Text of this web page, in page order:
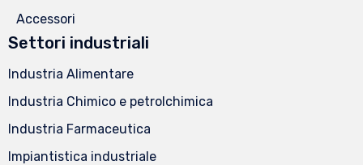
Accessori
Settori industriali
Industria Alimentare
Industria Chimico e petrolchimica
Industria Farmaceutica
Impiantistica industriale